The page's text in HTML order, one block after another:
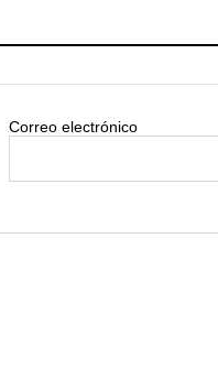
Correo electrónico